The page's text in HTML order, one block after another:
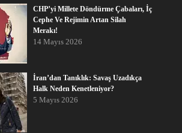
CHP’yi Millete Döndürme Çabaları, İç
Cephe Ve Rejimin Artan Silah
Merakı!
14 Mayıs 2026
İran’dan Tanıklık: Savaş Uzadıkça
Halk Neden Kenetleniyor?
5 Mayıs 2026